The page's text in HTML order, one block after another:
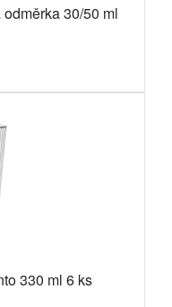
30/50 ml
330 ml 6 ks